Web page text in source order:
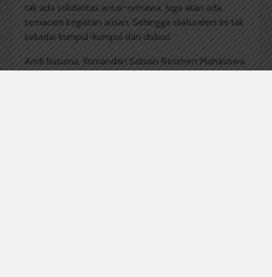
tak ada solidaritas antar-ormawa. Juga akan ada
semacam kegiatan arisan. Sehingga silaturahmi ini tak
sekadar kumpul-kumpul dan diskusi.
Andi Kusuma, Komandan Satuan Resimen Mahasiswa